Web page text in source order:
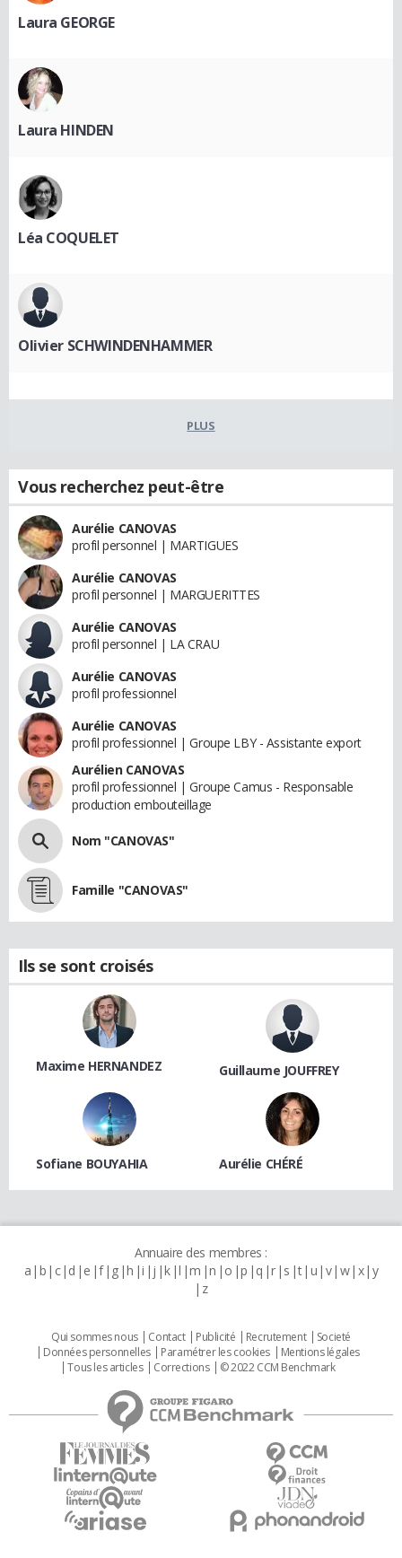
Laura GEORGE
Laura HINDEN
Léa COQUELET
Olivier SCHWINDENHAMMER
PLUS
Vous recherchez peut-être
Aurélie CANOVAS
profil personnel | MARTIGUES
Aurélie CANOVAS
profil personnel | MARGUERITTES
Aurélie CANOVAS
profil personnel | LA CRAU
Aurélie CANOVAS
profil professionnel
Aurélie CANOVAS
profil professionnel | Groupe LBY - Assistante export
Aurélien CANOVAS
profil professionnel | Groupe Camus - Responsable
production embouteillage
Nom "CANOVAS"
Famille "CANOVAS"
Ils se sont croisés
Maxime HERNANDEZ Guillaume JOUFFREY
Sofiane BOUYAHIA Aurélie CHÉRÉ
Annuaire des membres :
a b c d e f g h i j k l m n o p q r s t u v w x y
z
Qui sommes nous Contact Publicité Recrutement
Societé
Données personnelles
Paramétrer les cookies
Mentions légales
Tous les articles
Corrections © 2022 CCM Benchmark